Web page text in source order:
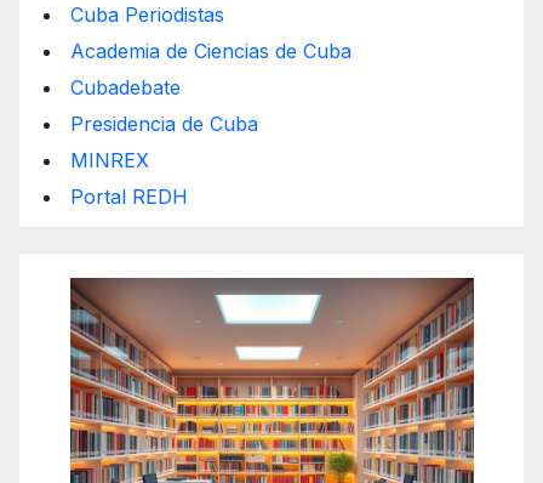
Cuba Periodistas
Academia de Ciencias de Cuba
Cubadebate
Presidencia de Cuba
MINREX
Portal REDH